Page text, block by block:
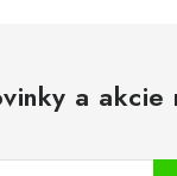
a akcie